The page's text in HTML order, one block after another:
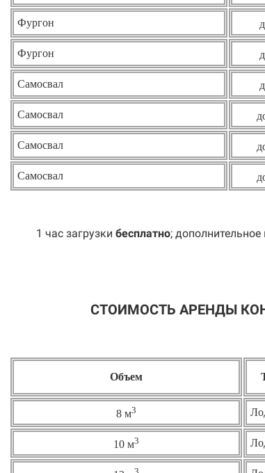
Фургон
Фургон
Самосвал
Самосвал
Самосвал
Самосвал
1 час загрузки бесплатно;
СТОИМОСТЬ АРЕНДЫ
Объем
8 м3
10 м3